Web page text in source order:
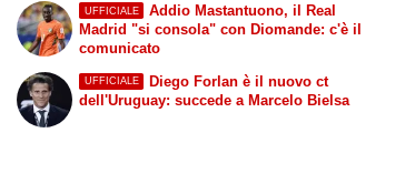
UFFICIALE
Addio Mastantuono, il Real
Madrid "si consola" con Diomande: c'è il
comunicato
UFFICIALE
Diego Forlan è il nuovo ct
dell'Uruguay: succede a Marcelo Bielsa